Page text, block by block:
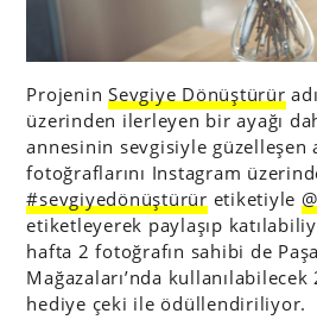
ProjeninSevgiye Dönüştürür
üzerinden ilerleyen bir ayağı
annesinin sevgisiyle güzelleşen
fotoğraflarını Instagram
#sevgiyedönüştürür etiketiyle
etiketleyerek paylaşıp
hafta 2 fotoğrafın sahibi de
Mağazaları’nda
hediye çeki ile ödüllendiriliyor.